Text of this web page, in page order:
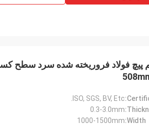
لین
برای شما آرزوی توسعه،
ISO, SGS, BV, Etc.
0.3-3.0mm
Width:
1000-1500mm